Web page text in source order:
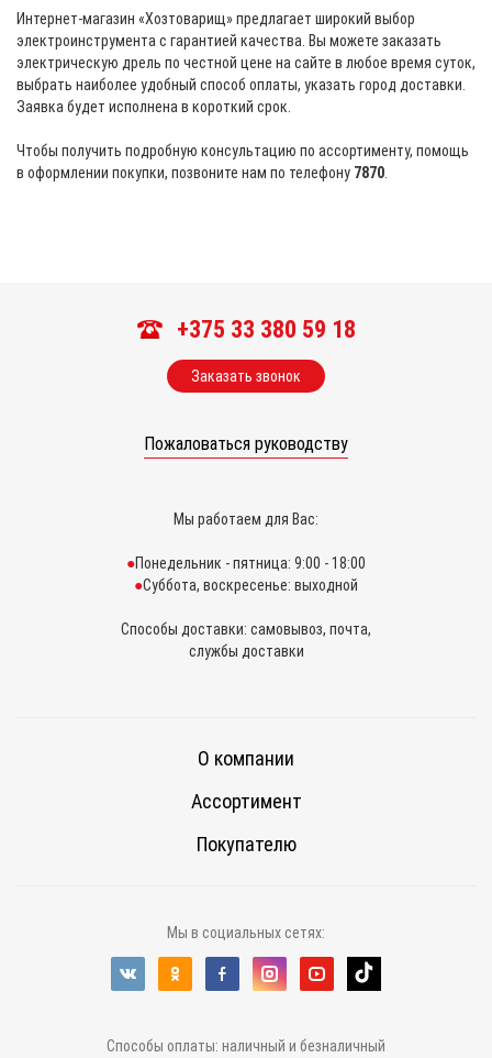
Интернет-магазин «Хозтоварищ» предлагает широкий выбор
электроинструмента с гарантией качества. Вы можете заказать
электрическую дрель по честной цене на сайте в любое время суток,
выбрать наиболее удобный способ оплаты, указать город доставки.
Заявка будет исполнена в короткий срок.
Чтобы получить подробную консультацию по ассортименту, помощь
в оформлении покупки, позвоните нам по телефону 7870
+375 33 380 59 18
Заказать звонок
Пожаловаться руководству
Мы работаем для Вас:
Понедельник - пятница: 9:00 - 18:00
Суббота, воскресенье: выходной
Способы доставки: самовывоз, почта,
службы доставки
О компании
Ассортимент
Покупателю
Мы в социальных сетях:
Способы оплаты: наличный и безналичный